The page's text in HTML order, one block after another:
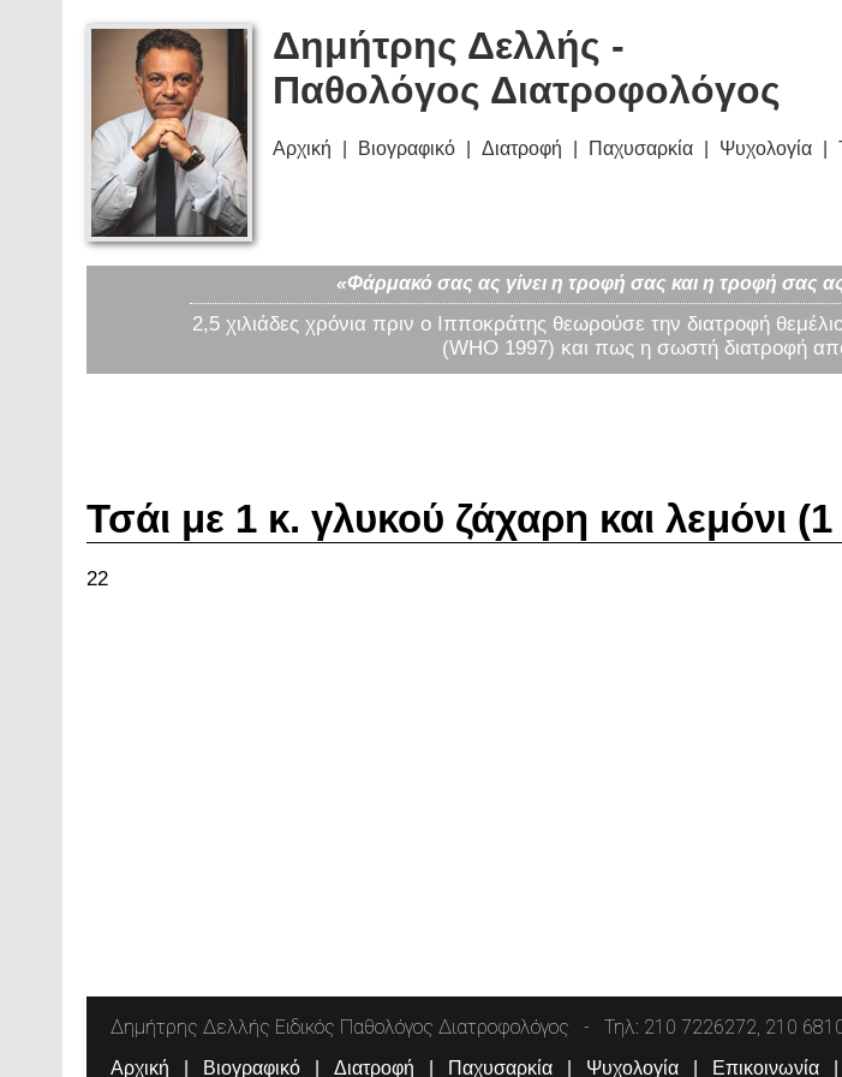
Δημήτρης Δελλής -
Παθολόγος Διατροφολόγος
Αρχική Βιογραφικό Διατροφή Παχυσαρκία Ψυχολογία
«Φάρμακό σας ας γίνει η τροφή σας και η τροφή σας
2,5 χιλιάδες χρόνια πριν ο Ιπποκράτης θεωρούσε την διατροφή
(WHO 1997) και πως η σωστή διατροφή
Τσάι με 1 κ. γλυκού ζάχαρη και λεμόνι (1
22
Δημήτρης Δελλής Ειδικός Παθολόγος Διατροφολόγος Τηλ: 210 7226272, 210
Αρχική Βιογραφικό Διατροφή Παχυσαρκία Ψυχολογία Επικοινωνία